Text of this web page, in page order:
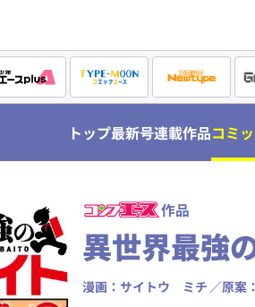
トップ最新号連載作品コミ
作品
異世界最強
漫画：サイトウ ミチ 原案